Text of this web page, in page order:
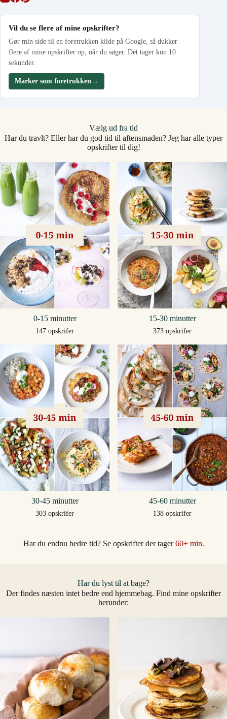
Vil du se flere af mine opskrifter?
Gør min side til en foretrukken kilde på Google, så dukker
flere af mine opskrifter op, når du søger. Det tager kun 10
sekunder.
Marker som foretrukken→
Vælg ud fra tid
Har du travlt? Eller har du god tid til aftensmaden? Jeg har alle typer
opskrifter til dig!
0-15 minutter
147 opskrifer
15-30 minutter
373 opskrifer
30-45 minutter
303 opskrifer
45-60 minutter
138 opskrifer
Har du endnu bedre tid? Se opskrifter der tager60+ min.
Har du lyst til at bage?
Der findes næsten intet bedre end hjemmebag. Find mine opskrifter
herunder: